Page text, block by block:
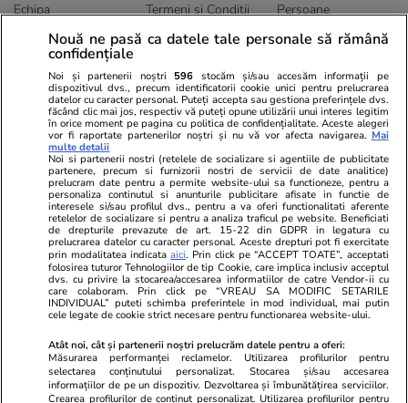
Echipa
Publicitate
Politica de
confidențialitate
Termeni și Conditii
Abonamente
Persoane
Sitemap
Ringier România
Libertatea pentru
Unica.ro
Program TV
Avantaje
ELLE
Gazeta Sporturilor
Stiri mondene
Calculator sarcina
Ajută Copiii
Locuri de muncă
Imobiliare.ro
Jobradar24
Imoradar24
Colecții Libertatea
Pariază responsabil! Decizia ONJN nr. 821/25.09.2025.
Jocurile de noroc sunt interzise minorilor.
Nouă ne pasă ca datele tale personale să rămână
confidențiale
Noi și partenerii noștri 596 stocăm și/sau accesăm informații pe
dispozitivul dvs., precum identificatorii cookie unici pentru prelucrarea
datelor cu caracter personal. Puteți accepta sau gestiona preferințele dvs.
făcând clic mai jos, respectiv vă puteți opune utilizării unui interes legitim
în orice moment pe pagina cu politica de confidențialitate. Aceste alegeri
vor fi raportate partenerilor noștri și nu vă vor afecta navigarea. Mai
multe detalii
Noi si partenerii nostri (retelele de socializare si agentiile de publicitate
partenere, precum si furnizorii nostri de servicii de date analitice)
prelucram date pentru a permite website-ului sa functioneze, pentru a
personaliza continutul si anunturile publicitare afisate in functie de
interesele si/sau profilul dvs., pentru a va oferi functionalitati aferente
retelelor de socializare si pentru a analiza traficul pe website. Beneficiati
de drepturile prevazute de art. 15-22 din GDPR in legatura cu
prelucrarea datelor cu caracter personal. Aceste drepturi pot fi exercitate
prin modalitatea indicataaici. Prin click pe “ACCEPT TOATE”, acceptati
folosirea tuturor Tehnologiilor de tip Cookie, care implica inclusiv acceptul
dvs. cu privire la stocarea/accesarea informatiilor de catre Vendor-ii cu
care colaboram. Prin click pe “VREAU SA MODIFIC SETARILE
INDIVIDUAL” puteti schimba preferintele in mod individual, mai putin
cele legate de cookie strict necesare pentru functionarea website-ului.
Atât noi, cât și partenerii noștri prelucrăm datele pentru a oferi:
Măsurarea performanței reclamelor. Utilizarea profilurilor pentru
selectarea conținutului personalizat. Stocarea și/sau accesarea
informațiilor de pe un dispozitiv. Dezvoltarea și îmbunătățirea serviciilor.
Crearea profilurilor de conținut personalizat. Utilizarea profilurilor pentru